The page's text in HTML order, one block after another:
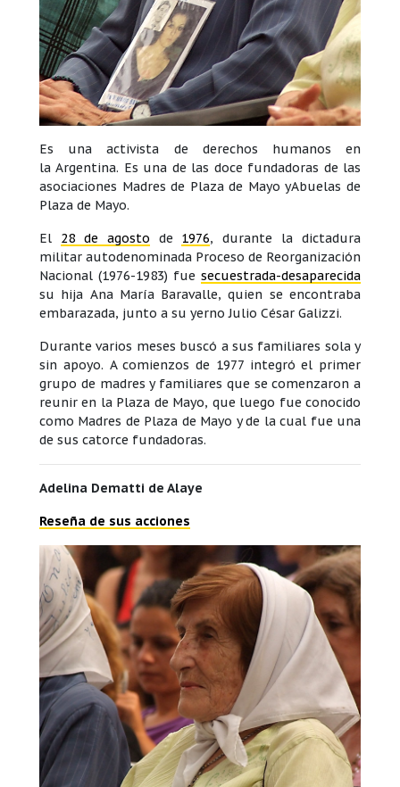
Es una activista de derechos humanos en
la Argentina. Es una de las doce fundadoras de las
asociaciones Madres de Plaza de Mayo yAbuelas de
Plaza de Mayo.
El 28 de agosto de 1976, durante la dictadura
militar autodenominada Proceso de Reorganización
Nacional (1976-1983) fue secuestrada-desaparecida
su hija Ana María Baravalle, quien se encontraba
embarazada, junto a su yerno Julio César Galizzi.
Durante varios meses buscó a sus familiares sola y
sin apoyo. A comienzos de 1977 integró el primer
grupo de madres y familiares que se comenzaron a
reunir en la Plaza de Mayo, que luego fue conocido
como Madres de Plaza de Mayo y de la cual fue una
de sus catorce fundadoras.
Adelina Dematti de Alaye
Reseña de sus acciones